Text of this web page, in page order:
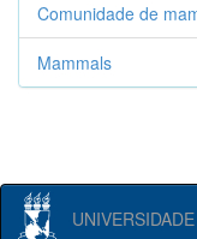
Comunidade de
Mammals